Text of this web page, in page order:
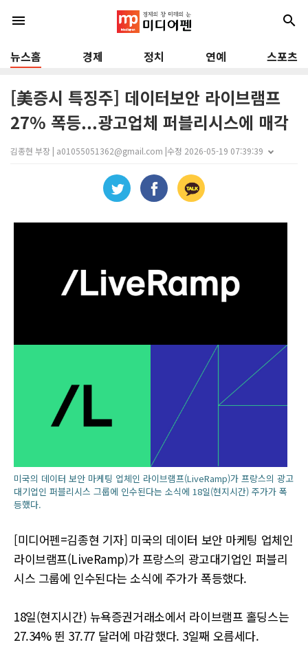
menu search
뉴스홈 경제 정치 연예 스포츠
[美증시 특징주] 데이터보안 라이브램프
27% 폭등...광고업체 퍼블리시스에 매각
김종현 부장 | a01055051362@gmail.com |수정 2026-05-19 07:39:39
미국의 데이터 보안 마케팅 업체인 라이브램프(LiveRamp)가 프랑스의 광고
대기업인 퍼블리시스 그룹에 인수된다는 소식에 18일(현지시간) 주가가 폭
등했다.
[미디어펜=김종현 기자] 미국의 데이터 보안 마케팅 업체인
라이브램프(LiveRamp)가 프랑스의 광고대기업인 퍼블리
시스 그룹에 인수된다는 소식에 주가가 폭등했다.
18일(현지시간) 뉴욕증권거래소에서 라이브램프 홀딩스는
27.34% 뛴 37.77 달러에 마감했다. 3일째 오름세다.